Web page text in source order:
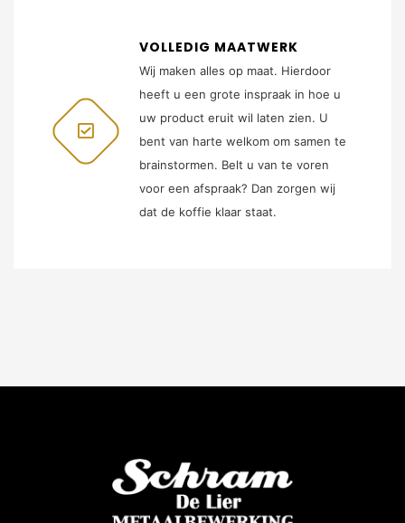
VOLLEDIG MAATWERK
Wij maken alles op maat. Hierdoor
heeft u een grote inspraak in hoe u
uw product eruit wil laten zien. U
bent van harte welkom om samen te
brainstormen. Belt u van te voren
voor een afspraak? Dan zorgen wij
dat de koffie klaar staat.